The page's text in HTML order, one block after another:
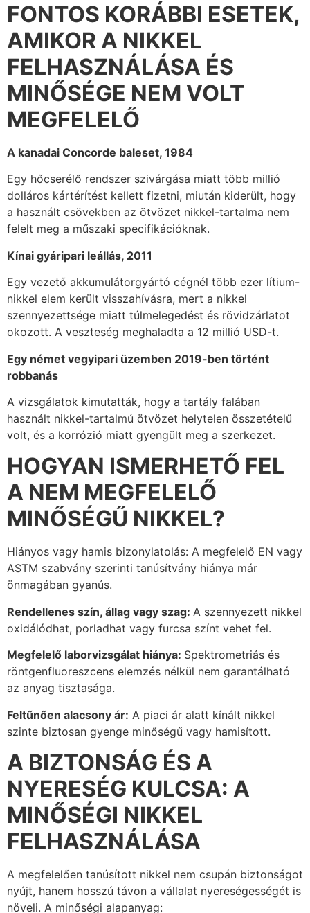
FONTOS KORÁBBI ESETEK,
AMIKOR A NIKKEL
FELHASZNÁLÁSA ÉS
MINŐSÉGE NEM VOLT
MEGFELELŐ
A kanadai Concorde baleset, 1984
Egy hőcserélő rendszer szivárgása miatt több millió
dolláros kártérítést kellett fizetni, miután kiderült, hogy
a használt csövekben az ötvözet nikkel-tartalma nem
felelt meg a műszaki specifikációknak.
Kínai gyáripari leállás, 2011
Egy vezető akkumulátorgyártó cégnél több ezer lítium-
nikkel elem került visszahívásra, mert a nikkel
szennyezettsége miatt túlmelegedést és rövidzárlatot
okozott. A veszteség meghaladta a 12 millió USD-t.
Egy német vegyipari üzemben 2019-ben történt
robbanás
A vizsgálatok kimutatták, hogy a tartály falában
használt nikkel-tartalmú ötvözet helytelen összetételű
volt, és a korrózió miatt gyengült meg a szerkezet.
HOGYAN ISMERHETŐ FEL
A NEM MEGFELELŐ
MINŐSÉGŰ NIKKEL?
Hiányos vagy hamis bizonylatolás: A megfelelő EN vagy
ASTM szabvány szerinti tanúsítvány hiánya már
önmagában gyanús.
Rendellenes szín, állag vagy szag: A szennyezett nikkel
oxidálódhat, porladhat vagy furcsa színt vehet fel.
Megfelelő laborvizsgálat hiánya: Spektrometriás és
röntgenfluoreszcens elemzés nélkül nem garantálható
az anyag tisztasága.
Feltűnően alacsony ár: A piaci ár alatt kínált nikkel
szinte biztosan gyenge minőségű vagy hamisított.
A BIZTONSÁG ÉS A
NYERESÉG KULCSA: A
MINŐSÉGI NIKKEL
FELHASZNÁLÁSA
A megfelelően tanúsított nikkel nem csupán biztonságot
nyújt, hanem hosszú távon a vállalat nyereségességét is
növeli. A minőségi alapanyag: